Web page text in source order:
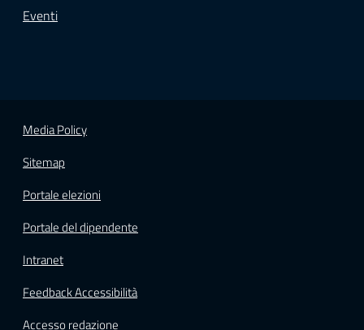
Eventi
Media Policy
Sitemap
Portale elezioni
Portale del dipendente
Intranet
Feedback Accessibilità
Accesso redazione